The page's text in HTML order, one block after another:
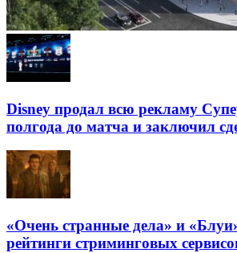
Disney продал всю рекламу
полгода до матча и заключил
«Очень странные дела» и
рейтинги стриминговых